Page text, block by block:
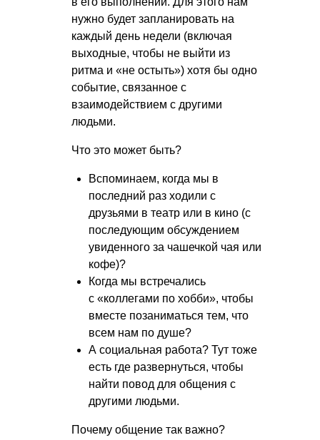
нужно будет запланировать на
каждый день недели (включая
выходные, чтобы не выйти из
ритма и «не остыть») хотя бы одно
событие, связанное с
взаимодействием с другими
людьми.
Что это может быть?
Вспоминаем, когда мы в
последний раз ходили с
друзьями в театр или в кино (с
последующим обсуждением
увиденного за чашечкой чая или
кофе)?
Когда мы встречались
с «коллегами по хобби», чтобы
вместе позаниматься тем, что
всем нам по душе?
А социальная работа? Тут тоже
есть где развернуться, чтобы
найти повод для общения с
другими людьми.
Почему общение так важно?